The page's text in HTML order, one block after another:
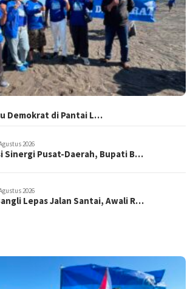
Demokrat di Pantai L…
2026
Sinergi Pusat-Daerah, Bupati B…
2026
Lepas Jalan Santai, Awali R…